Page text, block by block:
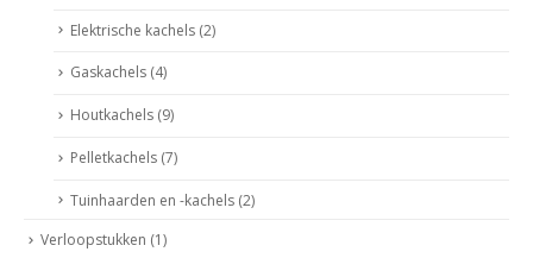
Elektrische kachels (2)
Gaskachels (4)
Houtkachels (9)
Pelletkachels (7)
Tuinhaarden en -kachels (2)
Verloopstukken (1)